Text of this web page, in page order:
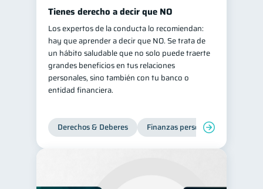
Educación Financiera 1
Fraudes 1 Mipymes 1
Información financiera
ahorro 1 Doble sueldo 1
Gasto responsable
Tienes derecho a decir que NO
Los expertos de la conducta lo recomiendan:
hay que aprender a decir que NO. Se trata de
un hábito saludable que no solo puede traerte
grandes beneficios en tus relaciones
personales, sino también con tu banco o
entidad financiera.
Derechos & Deberes Finanzas personales